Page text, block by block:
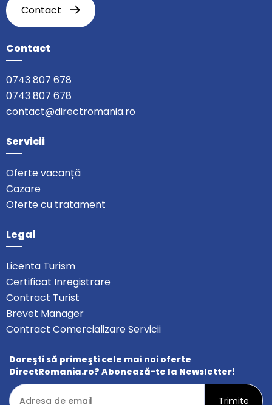
Contact
Contact
0743 807 678
0743 807 678
contact@directromania.ro
Servicii
Oferte vacanță
Cazare
Oferte cu tratament
Legal
Licenta Turism
Certificat Inregistrare
Contract Turist
Brevet Manager
Contract Comercializare Servicii
Doreşti să primeşti cele mai noi oferte
DirectRomania.ro? Abonează-te la Newsletter!